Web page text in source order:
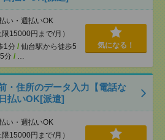
・週払いOK
15000円まで/月）
1分 / 仙台駅から徒歩5
分 / …
気になる！
・住所のデータ入力【電話な
払いOK[派遣]
・週払いOK
15000円まで/月）